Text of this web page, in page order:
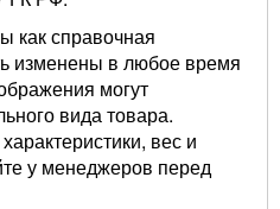
как справочная
изменены в любое время
могут
вида товара.
вес и
у менеджеров перед